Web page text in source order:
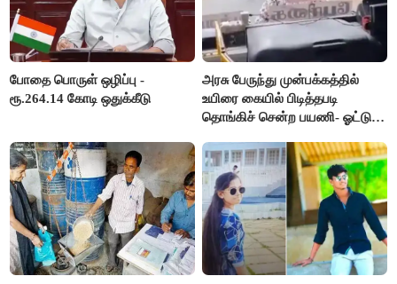
போதை பொருள் ஒழிப்பு -
ரூ.264.14 கோடி ஒதுக்கீடு
அரசு பேருந்து முன்பக்கத்தில்
உயிரை கையில் பிடித்தபடி
தொங்கிச் சென்ற பயணி- ஓட்டுநர்